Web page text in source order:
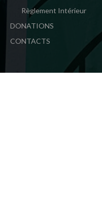
Règlement Intérieur
DONATIONS
CONTACTS